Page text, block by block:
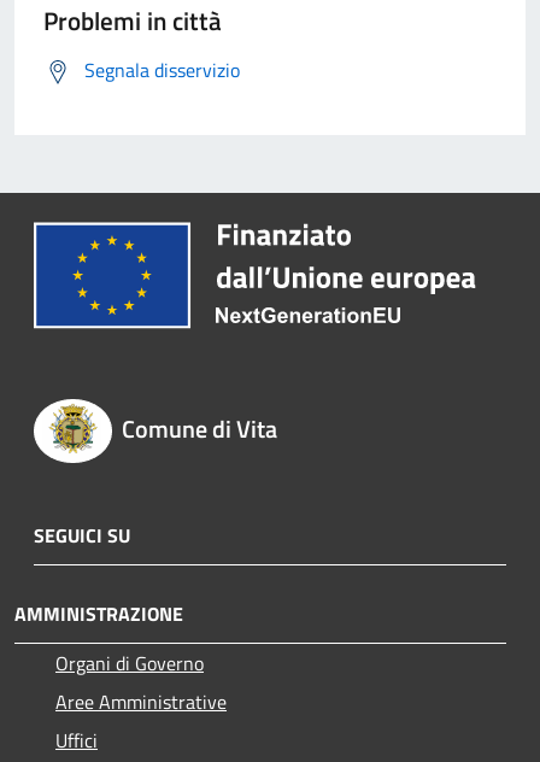
Problemi in città
Segnala disservizio
Comune di Vita
SEGUICI SU
AMMINISTRAZIONE
Organi di Governo
Aree Amministrative
Uffici